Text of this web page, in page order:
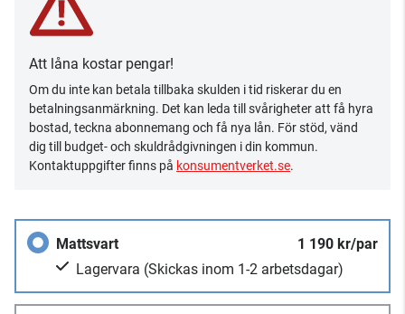
Att låna kostar pengar!
Om du inte kan betala tillbaka skulden i tid riskerar du en
betalningsanmärkning. Det kan leda till svårigheter att få hyra
bostad, teckna abonnemang och få nya lån. För stöd, vänd
dig till budget- och skuldrådgivningen i din kommun.
Kontaktuppgifter finns på konsumentverket.se.
Mattsvart
1 190 kr/par
Lagervara (Skickas inom 1-2 arbetsdagar)